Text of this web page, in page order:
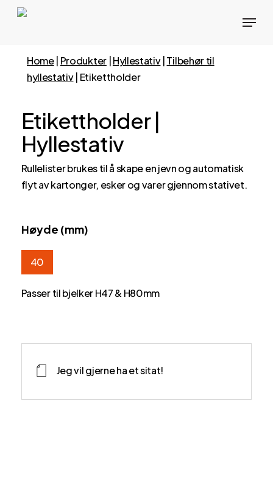
Hopp
Meny
Home| Produkter|Hyllestativ|Tilbehør til
hyllestativ| Etikettholder
Etikettholder |
Hyllestativ
Rullelister brukes til å skape en jevn og automatisk
flyt av kartonger, esker og varer gjennom stativet.
Høyde (mm)
40
Passer til bjelker H47 & H80mm
Jeg vil gjerne ha et sitat!